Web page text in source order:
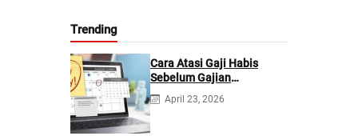
Trending
Cara Atasi Gaji Habis
Sebelum Gajian
Berikutnya
April 23, 2026